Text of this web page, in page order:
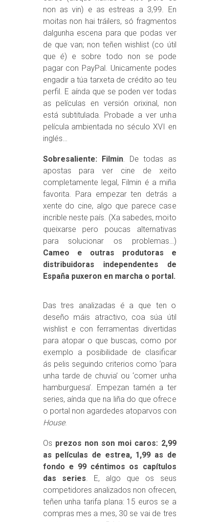
non as vin) e as estreas a 3,99. En
moitas non hai tráilers, só fragmentos
dalgunha escena para que podas ver
de que van; non teñen wishlist (co útil
que é) e sobre todo non se pode
pagar con PayPal. Unicamente podes
engadir a túa tarxeta de crédito ao teu
perfil. E aínda que se poden ver todas
as películas en versión orixinal, non
está subtitulada. Probade a ver unha
película ambientada no século XVI en
inglés…
Sobresaliente: Filmin. De todas as
apostas para ver cine de xeito
completamente legal, Filmin é a miña
favorita. Para empezar ten detrás a
xente do cine, algo que parece case
incrible neste país. (Xa sabedes, moito
queixarse pero poucas alternativas
para solucionar os problemas…)
Cameo e outras produtoras e
distribuidoras independentes de
España puxeron en marcha o portal.
Das tres analizadas é a que ten o
deseño máis atractivo, coa súa útil
wishlist e con ferramentas divertidas
para atopar o que buscas, como por
exemplo a posibilidade de clasificar
ás pelis seguindo criterios como ‘para
unha tarde de chuvia’ ou ‘comer unha
hamburguesa’. Empezan tamén a ter
series, aínda que na liña do que ofrece
o portal non agardedes atoparvos con
House.
Os prezos non son moi caros: 2,99
as películas de estrea, 1,99 as de
fondo e 99 céntimos os capítulos
das series . E, algo que os seus
competidores analizados non ofrecen,
teñen unha tarifa plana: 15 euros se a
compras mes a mes, 30 se vai de tres